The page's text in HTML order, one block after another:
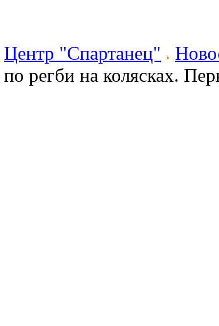
Центр "Спартанец"
по регби на колясках.